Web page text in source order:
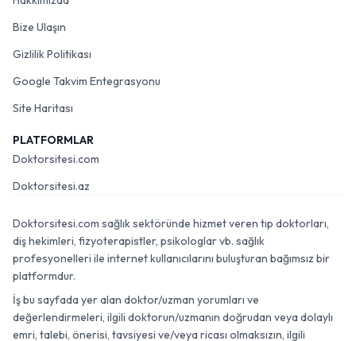
Bize Ulaşın
Gizlilik Politikası
Google Takvim Entegrasyonu
Site Haritası
PLATFORMLAR
Doktorsitesi.com
Doktorsitesi.az
Doktorsitesi.com sağlık sektöründe hizmet veren tıp doktorları,
diş hekimleri, fizyoterapistler, psikologlar vb. sağlık
profesyonelleri ile internet kullanıcılarını buluşturan bağımsız bir
platformdur.
İş bu sayfada yer alan doktor/uzman yorumları ve
değerlendirmeleri, ilgili doktorun/uzmanın doğrudan veya dolaylı
emri, talebi, önerisi, tavsiyesi ve/veya ricası olmaksızın, ilgili